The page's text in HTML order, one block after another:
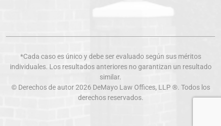
*Cada caso es único y debe ser evaluado según sus méritos
individuales. Los resultados anteriores no garantizan un resultado
similar.
© Derechos de autor 2026 DeMayo Law Offices, LLP ®. Todos los
derechos reservados.